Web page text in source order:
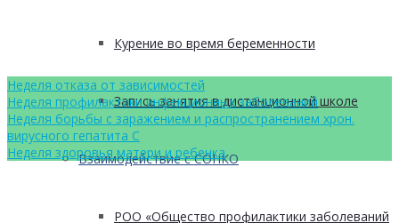
Курение во время беременности
Запись занятия в дистанционной школе
Взаимодействие с СОНКО
РОО «Общество профилактики заболеваний
Неделя отказа от зависимостей
Неделя профилактики инфекционных заболеваний
Неделя борьбы с заражением и распространением хрон.
вирусного гепатита С
Неделя здоровья матери и ребенка